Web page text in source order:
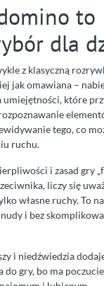
to
dla
z klasyczną
jak omawiana –
umiejętności, które
tego, co
ruchu.
i zasad gry
liczy się
własne ruchy. To
i bez
i niedźwiedzia
gry, bo ma